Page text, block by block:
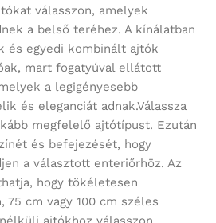
válasszon, amelyek
a belső teréhez. A kínálatban
és egyedi kombinált ajtók
mart fogatyúval ellátott
a legigényesebb
és eleganciát adnak.Válassza
megfelelő ajtótípust. Ezután
és befejezését, hogy
a választott enteriőrhöz. Az
hogy tökéletesen
75 cm vagy 100 cm széles